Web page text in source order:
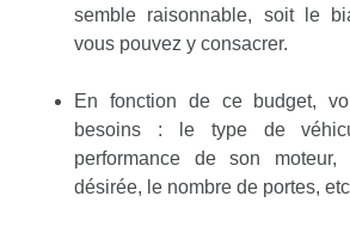
semble raisonnable, soit le
vous pouvez y consacrer.
En fonction de ce budget,
besoins : le type de
performance de son moteur,
désirée, le nombre de portes,